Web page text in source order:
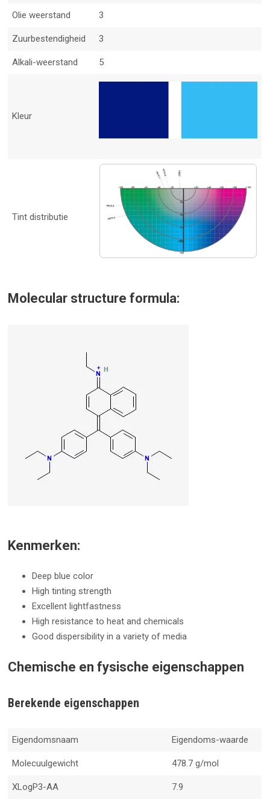
Olie weerstand 3
Zuurbestendigheid 3
Alkali-weerstand 5
Kleur
Tint distributie
Molecular structure formula:
Kenmerken:
Deep blue color
High tinting strength
Excellent lightfastness
High resistance to heat and chemicals
Good dispersibility in a variety of media
Chemische en fysische eigenschappen
Berekende eigenschappen
Eigendomsnaam Eigendoms-waarde
Molecuulgewicht 478.7 g/mol
XLogP3-AA 7.9